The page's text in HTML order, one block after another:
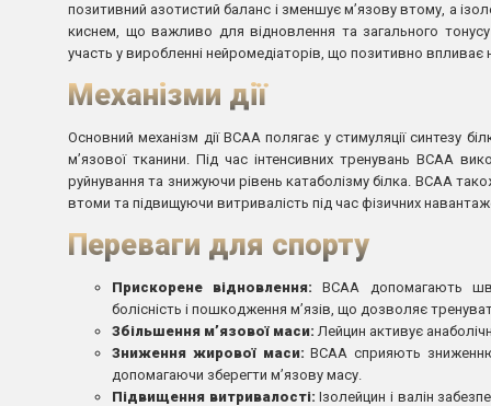
позитивний азотистий баланс і зменшує м’язову втому, а
киснем, що важливо для відновлення та загального
участь у виробленні нейромедіаторів, що позитивно
Механізми дії
Основний механізм дії BCAA полягає у стимуляції синтезу
м’язової тканини. Під час інтенсивних тренувань BCAA
руйнування та знижуючи рівень катаболізму білка. BCAA
втоми та підвищуючи витривалість під час фізичних
Переваги для спорту
Прискорене відновлення: BCAA допомагають
болісність і пошкодження м’язів, що дозволяє
Збільшення м’язової маси: Лейцин активує
Зниження жирової маси: BCAA сприяють
допомагаючи зберегти м’язову масу.
Підвищення витривалості: Ізолейцин і валін